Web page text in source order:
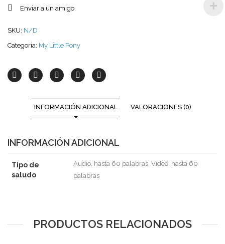
Enviar a un amigo
SKU: N/D
Categoría: My Little Pony
INFORMACIÓN ADICIONAL VALORACIONES (0)
INFORMACIÓN ADICIONAL
Tipo de
saludo
Audio, hasta 60 palabras, Video, hasta 60
palabras
PRODUCTOS RELACIONADOS